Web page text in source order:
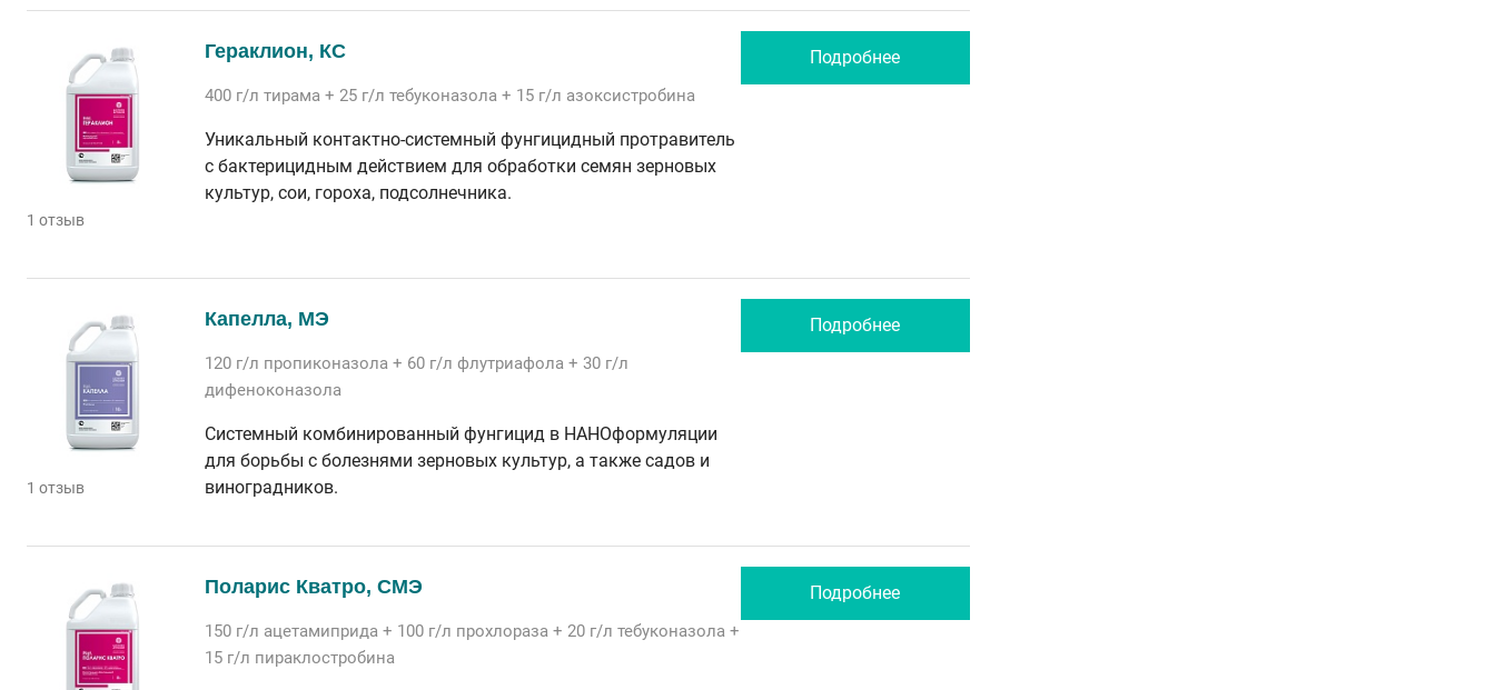
1 отзыв
Гераклион, КС
400 г/л тирама + 25 г/л тебуконазола + 15 г/л азоксистробина
Уникальный контактно-системный фунгицидный протравитель
с бактерицидным действием для обработки семян зерновых
культур, сои, гороха, подсолнечника.
Подробнее
1 отзыв
Капелла, МЭ
120 г/л пропиконазола + 60 г/л флутриафола + 30 г/л
дифеноконазола
Системный комбинированный фунгицид в НАНОформуляции
для борьбы с болезнями зерновых культур, а также садов и
виноградников.
Подробнее
Поларис Кватро, СМЭ
150 г/л ацетамиприда + 100 г/л прохлораза + 20 г/л тебуконазола +
15 г/л пираклостробина
Подробнее